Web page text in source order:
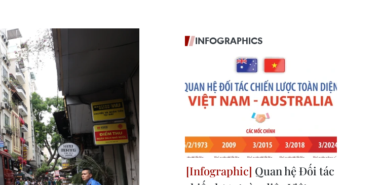
INFOGRAPHICS
Quan hệ Đối tác